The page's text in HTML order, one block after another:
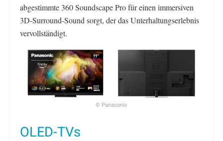
abgestimmte 360 Soundscape Pro für einen immersiven
3D-Surround-Sound sorgt, der das Unterhaltungserlebnis
vervollständigt.
© Panasonic
OLED-TVs